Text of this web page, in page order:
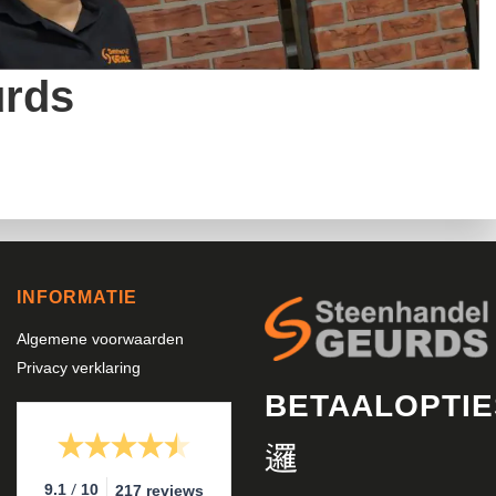
INFORMATIE
Algemene voorwaarden
Privacy verklaring
9.1 / 10 217 reviews